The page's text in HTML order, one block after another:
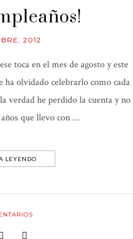
2012
toca en el mes de agosto y este
ha olvidado celebrarlo como cada
verdad he perdido la cuenta y no
que llevo con …
LEYENDO